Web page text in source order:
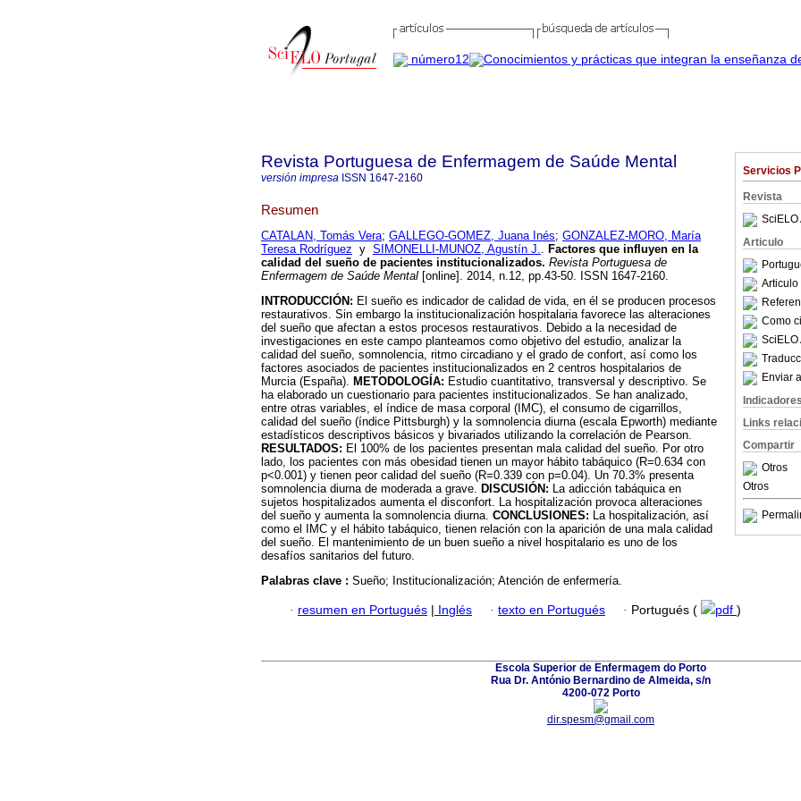
Servicios
Revista
SciELO
Articulo
Articulo
Como
SciELO
Enviar
Indicadores
Links
Compartir
Otros
Otros
Revista Portuguesa de Enfermagem de Saúde Mental
versión impresa ISSN 1647-2160
Resumen
CATALAN, Tomás Vera; GALLEGO-GOMEZ, Juana Inés; GONZALEZ-MORO, María
Teresa Rodríguez y SIMONELLI-MUNOZ, Agustín J.. Factores que influyen en la
calidad del sueño de pacientes institucionalizados. Revista Portuguesa de
Enfermagem de Saúde Mental [online]. 2014, n.12, pp.43-50. ISSN 1647-2160.
INTRODUCCIÓN: El sueño es indicador de calidad de vida, en él se producen procesos
restaurativos. Sin embargo la institucionalización hospitalaria favorece las alteraciones
del sueño que afectan a estos procesos restaurativos. Debido a la necesidad de
investigaciones en este campo planteamos como objetivo del estudio, analizar la
calidad del sueño, somnolencia, ritmo circadiano y el grado de confort, así como los
factores asociados de pacientes institucionalizados en 2 centros hospitalarios de
Murcia (España). METODOLOGÍA: Estudio cuantitativo, transversal y descriptivo. Se
ha elaborado un cuestionario para pacientes institucionalizados. Se han analizado,
entre otras variables, el índice de masa corporal (IMC), el consumo de cigarrillos,
calidad del sueño (índice Pittsburgh) y la somnolencia diurna (escala Epworth) mediante
estadísticos descriptivos básicos y bivariados utilizando la correlación de Pearson.
RESULTADOS: El 100% de los pacientes presentan mala calidad del sueño. Por otro
lado, los pacientes con más obesidad tienen un mayor hábito tabáquico (R=0.634 con
p<0.001) y tienen peor calidad del sueño (R=0.339 con p=0.04). Un 70.3% presenta
somnolencia diurna de moderada a grave. DISCUSIÓN: La adicción tabáquica en
sujetos hospitalizados aumenta el disconfort. La hospitalización provoca alteraciones
del sueño y aumenta la somnolencia diurna. CONCLUSIONES: La hospitalización, así
como el IMC y el hábito tabáquico, tienen relación con la aparición de una mala calidad
del sueño. El mantenimiento de un buen sueño a nivel hospitalario es uno de los
desafíos sanitarios del futuro.
Palabras clave : Sueño; Institucionalización; Atención de enfermería.
· resumen en Portugués | Inglés · texto en Portugués · Portugués ( pdf )
Escola Superior de Enfermagem do Porto
Rua Dr. António Bernardino de Almeida, s/n
4200-072 Porto
dir.spesm@gmail.com